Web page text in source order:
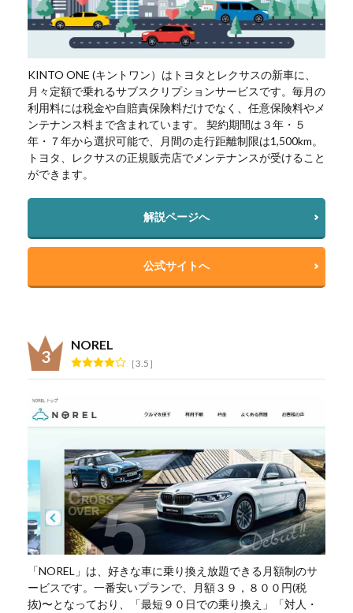
KINTO ONE (キントワン）はトヨタとレクサスの新車に、
月々定額で乗れるサブスクリプションサービスです。毎月の
利用料には税金や自賠責保険料だけでなく、任意保険料やメ
ンテナンス料まで含まれています。 契約期間は３年・５
年・７年から選択可能で、月間の走行距離制限は1,500km。
トヨタ、レクサスの正規販売店でメンテナンスが受けること
ができます。
解説ページへ
公式サイトへ
NOREL
3.5
「NOREL」は、好きな車に乗り換え放題できる月額制のサ
ービスです。一番安いプランで、月額３９，８００円(税
抜)〜となっており、「最短９０日での乗り換え」「対人・